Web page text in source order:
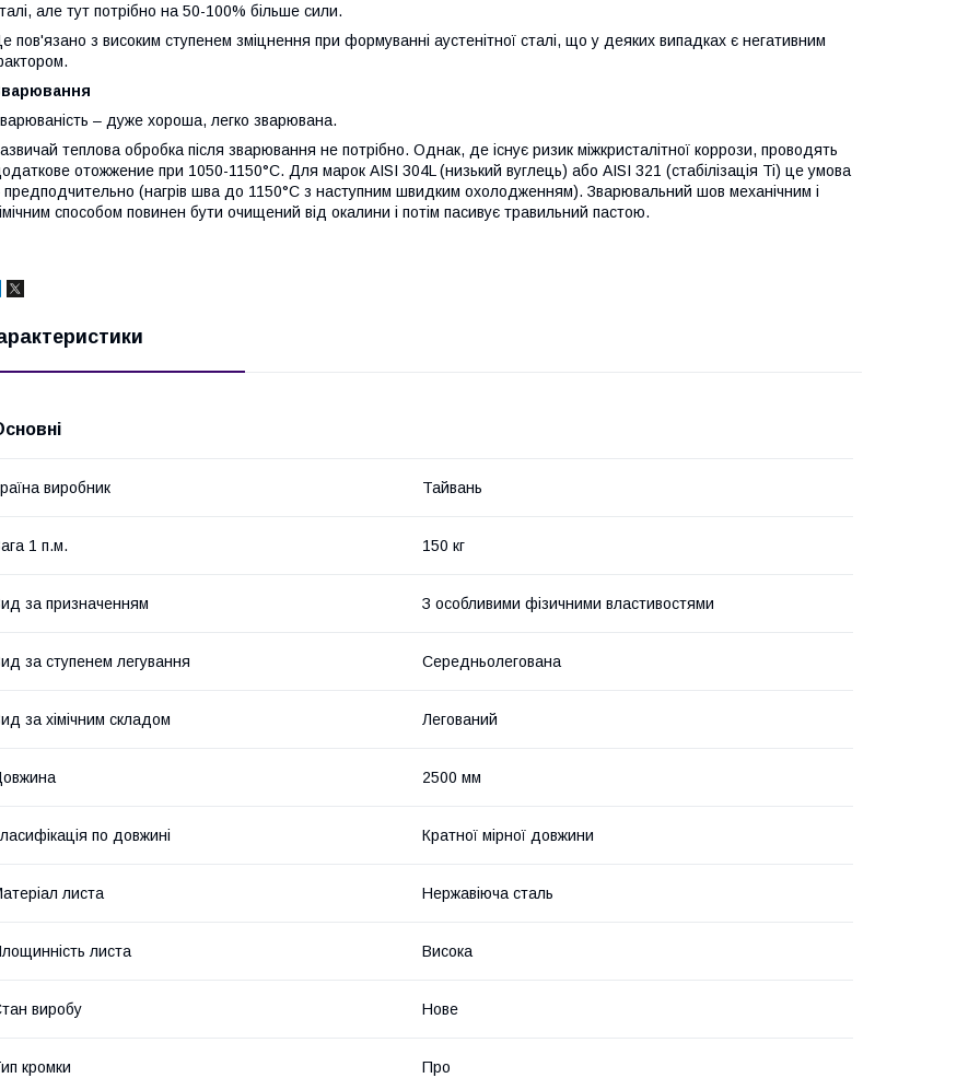
але тут потрібно на 50-100% більше сили.
пов'язано з високим ступенем зміцнення при формуванні аустенітної сталі, що у деяких випадках є негативним
– дуже хороша, легко зварювана.
теплова обробка після зварювання не потрібно. Однак, де існує ризик міжкристалітної коррози, проводять
отожжение при 1050-1150°С. Для марок AISI 304L (низький вуглець) або AISI 321 (стабілізація Ti) це умова
предподчительно (нагрів шва до 1150°С з наступним швидким охолодженням). Зварювальний шов механічним і
способом повинен бути очищений від окалини і потім пасивує травильний пастою.
виробник Тайвань
1 п.м. 150 кг
за призначенням З особливими фізичними властивостями
за ступенем легування Середньолегована
за хімічним складом Легований
2500 мм
по довжині Кратної мірної довжини
листа Нержавіюча сталь
листа Висока
виробу Нове
кромки Про